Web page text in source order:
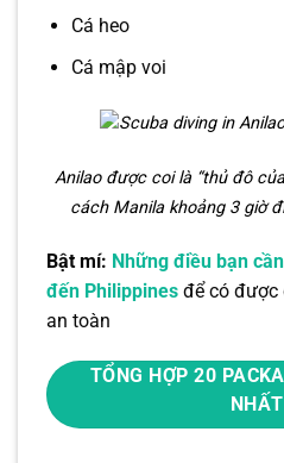
Cá heo
Cá mập voi
Anilao được coi là “thủ đô
cách Manila khoảng 3 giờ
Bật mí: Những điều bạn
đến Philippines để có được
an toàn
TỔNG HỢP 20
NHẤT